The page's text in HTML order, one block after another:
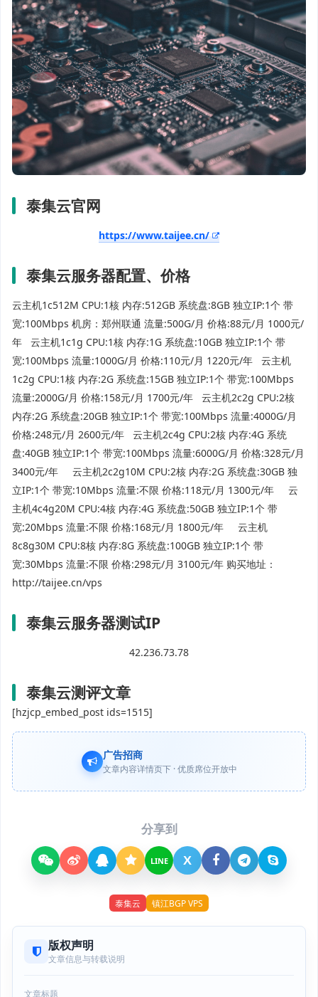
泰集云官网
https://www.taijee.cn/
泰集云服务器配置、价格
云主机1c512M CPU:1核 内存:512GB 系统盘:8GB 独立IP:1个 带
宽:100Mbps 机房：郑州联通 流量:500G/月 价格:88元/月 1000元/
年 云主机1c1g CPU:1核 内存:1G 系统盘:10GB 独立IP:1个 带
宽:100Mbps 流量:1000G/月 价格:110元/月 1220元/年 云主机
1c2g CPU:1核 内存:2G 系统盘:15GB 独立IP:1个 带宽:100Mbps
流量:2000G/月 价格:158元/月 1700元/年 云主机2c2g CPU:2核
内存:2G 系统盘:20GB 独立IP:1个 带宽:100Mbps 流量:4000G/月
价格:248元/月 2600元/年 云主机2c4g CPU:2核 内存:4G 系统
盘:40GB 独立IP:1个 带宽:100Mbps 流量:6000G/月 价格:328元/月
3400元/年 云主机2c2g10M CPU:2核 内存:2G 系统盘:30GB 独
立IP:1个 带宽:10Mbps 流量:不限 价格:118元/月 1300元/年 云
主机4c4g20M CPU:4核 内存:4G 系统盘:50GB 独立IP:1个 带
宽:20Mbps 流量:不限 价格:168元/月 1800元/年 云主机
8c8g30M CPU:8核 内存:8G 系统盘:100GB 独立IP:1个 带
宽:30Mbps 流量:不限 价格:298元/月 3100元/年 购买地址：
http://taijee.cn/vps
泰集云服务器测试IP
42.236.73.78
泰集云测评文章
[hzjcp_embed_post ids=1515]
广告招商
文章内容详情页下 · 优质席位开放中
分享到
LINE X
泰集云 镇江BGP VPS
版权声明
文章信息与转载说明
文章标题